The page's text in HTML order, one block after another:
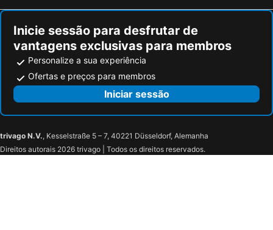
Inicie sessão para desfrutar de
vantagens exclusivas para membros
Personalize a sua experiência
Ofertas e preços para membros
Iniciar sessão
trivago N.V., Kesselstraße 5 – 7, 40221 Düsseldorf, Alemanha
Direitos autorais 2026 trivago | Todos os direitos reservados.